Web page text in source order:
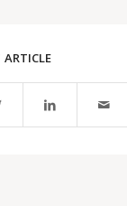
ARTICLE